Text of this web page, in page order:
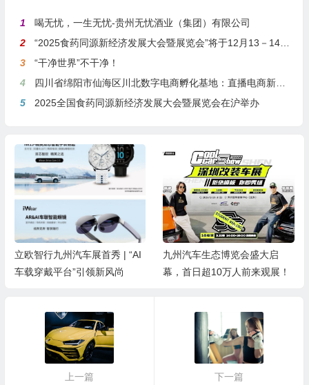
1
喝无忧，一生无忧-贵州无忧酒业（集团）有限公司
2
“2025食药同源新经济发展大会暨展览会”将于12月13－14日在沪举行
3
“干净世界”不干净！
4
四川省绵阳市仙海区川北数字电商孵化基地：直播电商新引擎，预计年产值达5亿
5
2025全国食药同源新经济发展大会暨展览会在沪举办
立欧智行九州汽车展首秀 | “AI
车载穿戴平台”引领新风尚
九州汽车生态博览会盛大启
幕，首日超10万人前来观展！
上一篇
下一篇